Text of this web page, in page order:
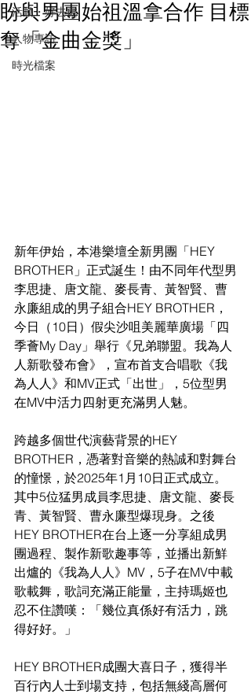
活動・好去處
人物專訪
時光檔案
盼與男團始祖溫拿合作 目標
奪「金曲金獎」
新年伊始，本港樂壇全新男團「HEY
BROTHER」正式誕生！由不同年代型男
李思捷、唐文龍、麥長青、黃智賢、曹
永廉組成的男子組合HEY BROTHER，
今日（10日）假尖沙咀美麗華廣場「四
季薈My Day」舉行《兄弟聯盟。我為人
人新歌發布會》，宣布首支合唱歌《我
為人人》和MV正式「出世」，5位型男
在MV中活力四射更充滿男人魅。
跨越多個世代演藝背景的HEY
BROTHER，憑著對音樂的熱誠和對舞台
的憧憬，於2025年1月10日正式成立。
其中5位猛男成員李思捷、唐文龍、麥長
青、黃智賢、曹永廉型爆現身。之後
HEY BROTHER在台上逐一分享組成男
團過程、製作新歌趣事等，並播出新鮮
出爐的《我為人人》MV，5子在MV中載
歌載舞，歌詞充滿正能量，主持瑪姬也
忍不住讚嘆：「幾位真係好有活力，跳
得好好。」
HEY BROTHER成團大喜日子，獲得半
百行內人士到場支持，包括無綫高層何